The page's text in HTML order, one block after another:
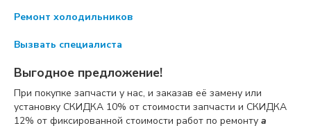
Ремонт холодильников
Вызвать специалиста
Выгодное предложение!
При покупке запчасти у нас, и заказав её замену или
установку СКИДКА 10% от стоимости запчасти и СКИДКА
12% от фиксированной стоимости работ по ремонту a